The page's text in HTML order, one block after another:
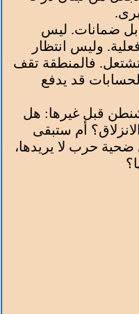
بل ضمانات. ليس
وليس انتظار
تشتعل. فالمنطقة تقف
قد يدفع
قبل غيرها: هل
أم ستبقى
حرب لا يريدها،